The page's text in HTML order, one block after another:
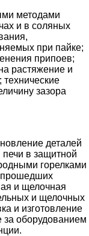
методами
и в соляных
при пайке;
припоев;
растяжение и
зазора
деталей
в защитной
горелками
прошедших
и щелочная
и щелочных
и изготовление
оборудованием